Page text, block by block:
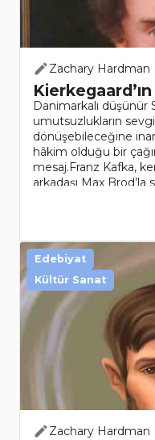
Zachary Hardman
Kierkegaard’ın
Danimarkalı
umutsuzlukların
dönüşebileceğine
hâkim olduğu bir
mesaj.Franz Kafka,
arkadaşı Max Brod’la
Zachary Hardman
Edebiyat
Kültür Sanat